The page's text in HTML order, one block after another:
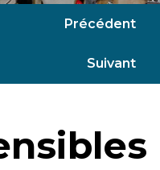
Précédent
Suivant